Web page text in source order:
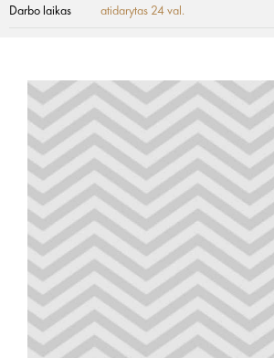
Darbo laikas atidarytas 24 val.